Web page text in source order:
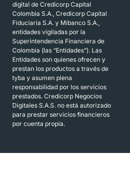
digital de Credicorp Capital
Colombia S.A., Credicorp Capital
Fiduciaria S.A. y Mibanco S.A.,
entidades vigiladas por la
Superintendencia Financiera de
Colombia (las “Entidades”). Las
Entidades son quienes ofrecen y
prestan los productos a través de
tyba y asumen plena
responsabilidad por los servicios
prestados. Credicorp Negocios
Digitales S.A.S. no está autorizado
para prestar servicios financieros
por cuenta propia.